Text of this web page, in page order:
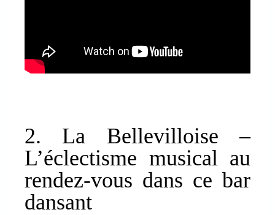
2. La Bellevilloise –
L’éclectisme musical au
rendez-vous dans ce bar
dansant